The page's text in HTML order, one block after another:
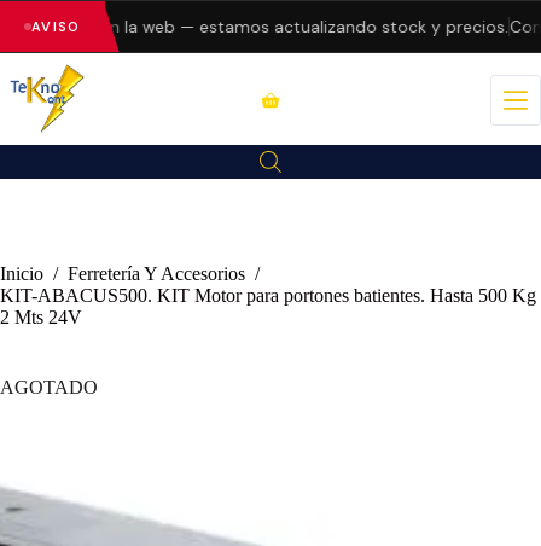
AVISO
errores en la web — estamos actualizando stock y precios.
Inicio / Ferretería Y Accesorios /
KIT-ABACUS500. KIT Motor para portones batientes. Hasta 500 Kg
2 Mts 24V
AGOTADO